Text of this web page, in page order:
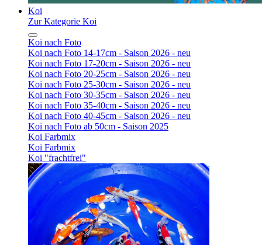
Koi
Zur Kategorie Koi
Koi nach Foto
Koi nach Foto 14-17cm - Saison 2026 - neu
Koi nach Foto 17-20cm - Saison 2026 - neu
Koi nach Foto 20-25cm - Saison 2026 - neu
Koi nach Foto 25-30cm - Saison 2026 - neu
Koi nach Foto 30-35cm - Saison 2026 - neu
Koi nach Foto 35-40cm - Saison 2026 - neu
Koi nach Foto 40-45cm - Saison 2026 - neu
Koi nach Foto ab 50cm - Saison 2025
Koi Farbmix
Koi Farbmix
Koi "frachtfrei"